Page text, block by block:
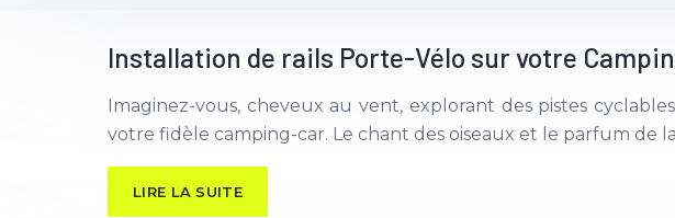
Installation de rails Porte-Vélo sur votre
Imaginez-vous, cheveux au vent, explorant des pistes
votre fidèle camping-car. Le chant des oiseaux et le parfum de
LIRE LA SUITE